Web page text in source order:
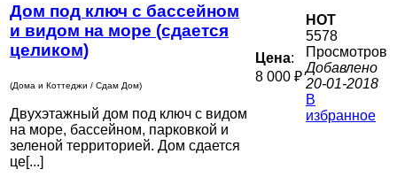
Дом под ключ с бассейном
и видом на море (сдается
целиком)
(Дома и Коттеджи / Сдам Дом)
Двухэтажный дом под ключ с видом
на море, бассейном, парковкой и
зеленой территорией. Дом сдается
це[...]
Цена:
8 000 ₽
HOT
5578
Просмотров
Добавлено
20-01-2018
В
избранное